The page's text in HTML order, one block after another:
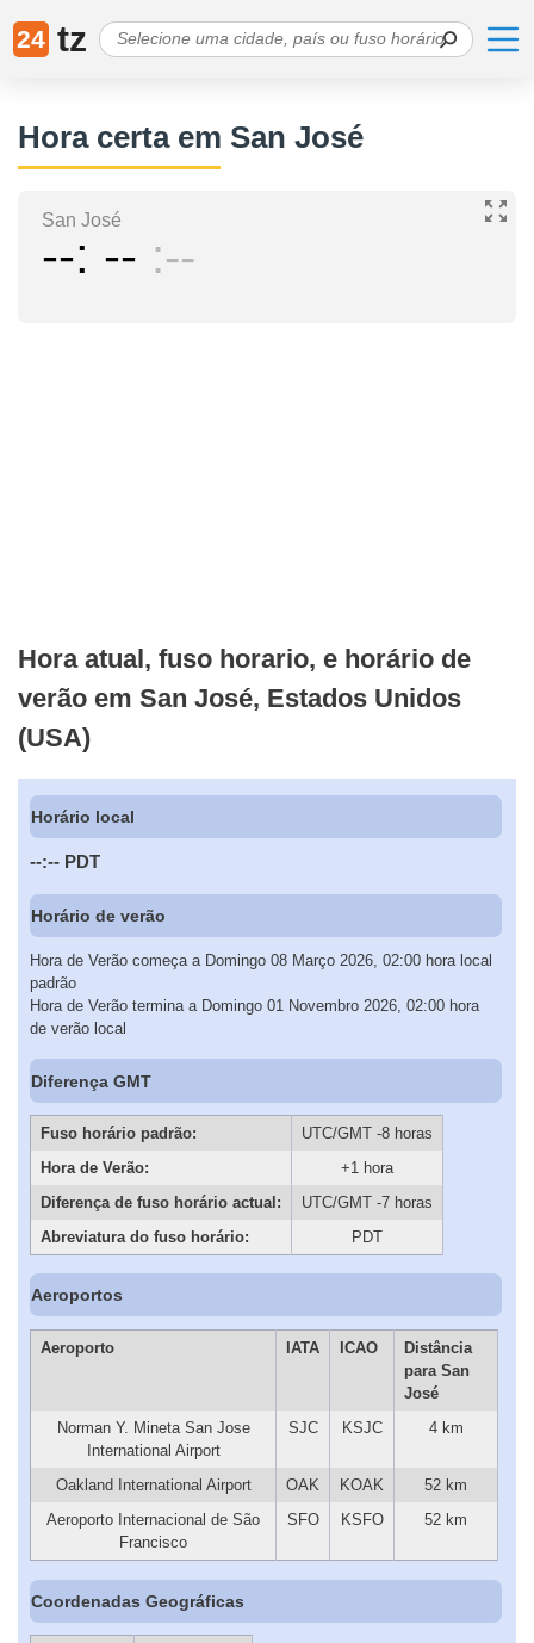
24 tz
Hora certa em San José
San José
-- -- --
Hora atual, fuso horario, e horário de
verão em San José, Estados Unidos
(USA)
Horário local
--:-- PDT
Horário de verão
Hora de Verão começa a Domingo 08 Março 2026, 02:00 hora local
padrão
Hora de Verão termina a Domingo 01 Novembro 2026, 02:00 hora
de verão local
Diferença GMT
Fuso horário padrão:
UTC/GMT -8 horas
Hora de Verão:
+1 hora
Diferença de fuso horário actual:
UTC/GMT -7 horas
Abreviatura do fuso horário:
PDT
Aeroportos
Aeroporto IATA ICAO
Distância
para San
José
Norman Y. Mineta San Jose
International Airport
SJC KSJC 4 km
Oakland International Airport OAK KOAK
52 km
Aeroporto Internacional de São
Francisco
SFO KSFO 52 km
Coordenadas Geográficas